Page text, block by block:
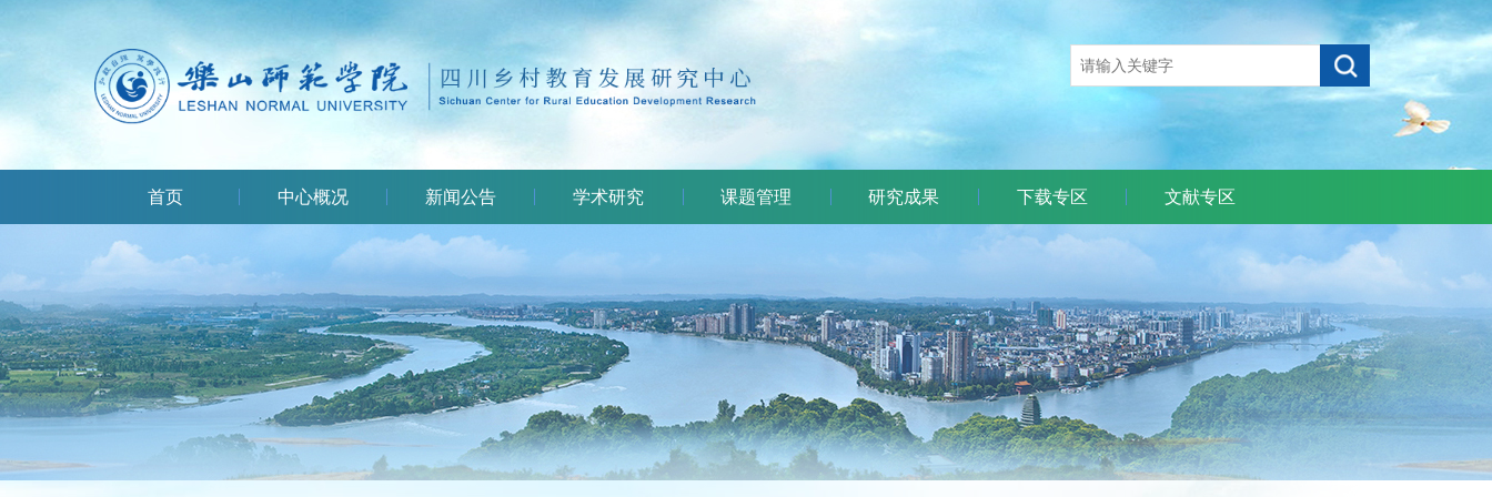
首页 中心概况 新闻公告 学术研究 课题管理 研究成果 下载专区 文献专区